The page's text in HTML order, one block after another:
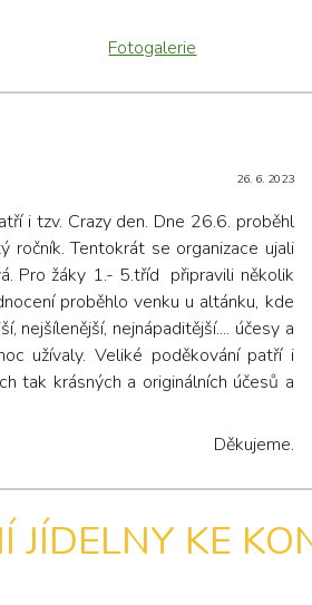
Fotogalerie
26. 6. 2023
i tzv. Crazy den. Dne 26.6. proběhl
ročník. Tentokrát se organizace ujali
Pro žáky 1.- 5.tříd připravili několik
proběhlo venku u altánku, kde
nejšílenější, nejnápaditější.... účesy a
užívaly. Veliké poděkování patří i
tak krásných a originálních účesů a
Děkujeme.
JÍDELNY KE